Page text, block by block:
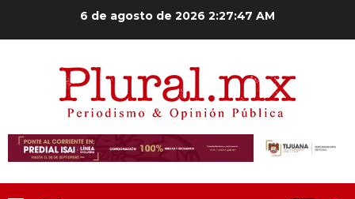
6 de agosto de 2026 2:27:47 AM